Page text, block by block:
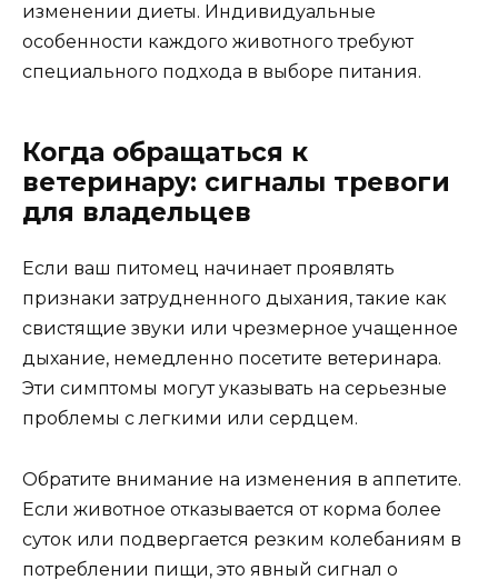
изменении диеты. Индивидуальные
особенности каждого животного требуют
специального подхода в выборе питания.
Когда обращаться к
ветеринару: сигналы тревоги
для владельцев
Если ваш питомец начинает проявлять
признаки затрудненного дыхания, такие как
свистящие звуки или чрезмерное учащенное
дыхание, немедленно посетите ветеринара.
Эти симптомы могут указывать на серьезные
проблемы с легкими или сердцем.
Обратите внимание на изменения в аппетите.
Если животное отказывается от корма более
суток или подвергается резким колебаниям в
потреблении пищи, это явный сигнал о